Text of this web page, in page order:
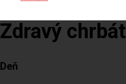
Zdravý chrbát
Deň